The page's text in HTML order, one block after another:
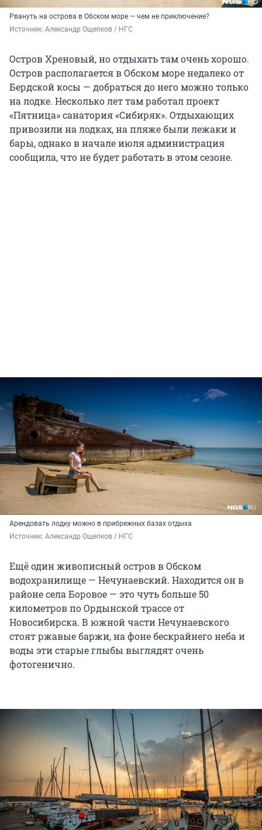
Рвануть на острова в Обском море — чем не приключение?
Источник: Александр Ощепков / НГС
Остров Хреновый, но отдыхать там очень хорошо.
Остров располагается в Обском море недалеко от
Бердской косы — добраться до него можно только
на лодке. Несколько лет там работал проект
«Пятница» санатория «Сибиряк». Отдыхающих
привозили на лодках, на пляже были лежаки и
бары, однако в начале июля администрация
сообщила, что не будет работать в этом сезоне.
Арендовать лодку можно в прибрежных базах отдыха
Источник: Александр Ощепков / НГС
Ещё один живописный остров в Обском
водохранилище — Нечунаевский. Находится он в
районе села Боровое — это чуть больше 50
километров по Ордынской трассе от
Новосибирска. В южной части Нечунаевского
стоят ржавые баржи, на фоне бескрайнего неба и
воды эти старые глыбы выглядят очень
фотогенично.